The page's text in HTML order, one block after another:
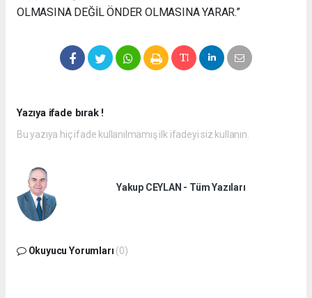
OLMASINA DEĞİL ÖNDER OLMASINA YARAR.”
Yazıya ifade bırak !
Bu yazıya hiç ifade kullanılmamış ilk ifadeyi siz kullanın.
Yakup CEYLAN - Tüm Yazıları
Okuyucu Yorumları (0)